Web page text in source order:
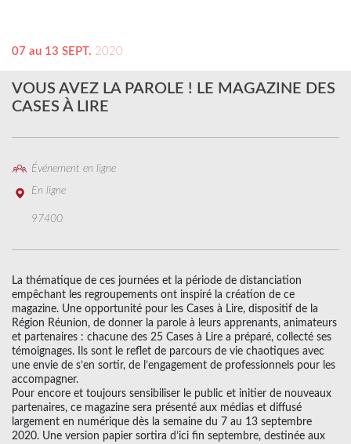
07 au 13 SEPT. 2020
VOUS AVEZ LA PAROLE ! LE MAGAZINE DES
CASES À LIRE
Événement en ligne
En ligne
97400
La thématique de ces journées et la période de distanciation
empêchant les regroupements ont inspiré la création de ce
magazine. Une opportunité pour les Cases à Lire, dispositif de la
Région Réunion, de donner la parole à leurs apprenants, animateurs
et partenaires : chacune des 25 Cases à Lire a préparé, collecté ses
témoignages. Ils sont le reflet de parcours de vie chaotiques avec
une envie de s’en sortir, de l’engagement de professionnels pour les
accompagner.
Pour encore et toujours sensibiliser le public et initier de nouveaux
partenaires, ce magazine sera présenté aux médias et diffusé
largement en numérique dès la semaine du 7 au 13 septembre
2020. Une version papier sortira d’ici fin septembre, destinée aux